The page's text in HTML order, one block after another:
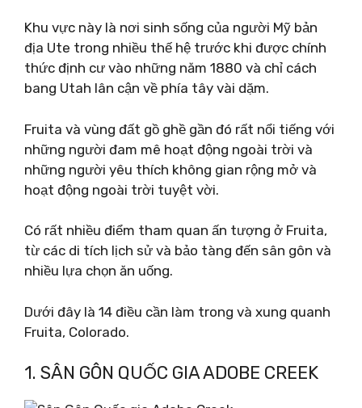
Khu vực này là nơi sinh sống của người Mỹ bản
địa Ute trong nhiều thế hệ trước khi được chính
thức định cư vào những năm 1880 và chỉ cách
bang Utah lân cận về phía tây vài dặm.
Fruita và vùng đất gồ ghề gần đó rất nổi tiếng với
những người đam mê hoạt động ngoài trời và
những người yêu thích không gian rộng mở và
hoạt động ngoài trời tuyệt vời.
Có rất nhiều điểm tham quan ấn tượng ở Fruita,
từ các di tích lịch sử và bảo tàng đến sân gôn và
nhiều lựa chọn ăn uống.
Dưới đây là 14 điều cần làm trong và xung quanh
Fruita, Colorado.
1. SÂN GÔN QUỐC GIA ADOBE CREEK